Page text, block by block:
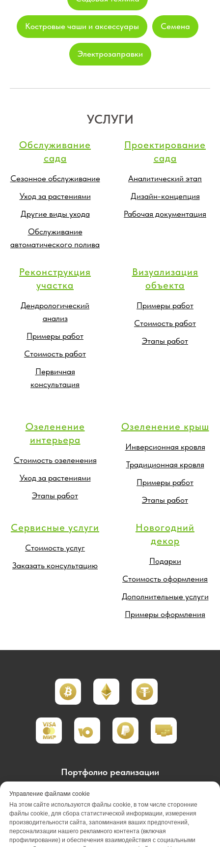
Костровые чаши и аксессуары Семена
Электрозаправки
УСЛУГИ
Обслуживание
сада
Сезонное обслуживание
Уход за растениями
Другие виды ухода
Обслуживание
автоматического полива
Проектирование
сада
Аналитический этап
Дизайн-концепция
Рабочая документация
Реконструкция
участка
Дендрологический
анализ
Примеры работ
Стоимость работ
Первичная
консультация
Визуализация
объекта
Примеры работ
Стоимость работ
Этапы работ
Озеленение
интерьера
Стоимость озеленения
Уход за растениями
Этапы работ
Озеленение крыш
Инверсионная кровля
Традиционная кровля
Примеры работ
Этапы работ
Сервисные услуги
Стоимость услуг
Заказать консультацию
Новогодний
декор
Подарки
Стоимость оформления
Дополнительные услуги
Примеры оформления
Портфолио реализации
Портфолио проектирования
Портфолио обслуживания
Акции
Вакансии
О компании Отзывы
Управление файлами cookie
На этом сайте используются файлы cookie, в том числе сторонние
файлы cookie, для сбора статистической информации, измерения
производительности сайта, запоминания ваших предпочтений,
персонализации нашего рекламного контента (включая
профилирование) и обеспечения взаимодействия с социальными